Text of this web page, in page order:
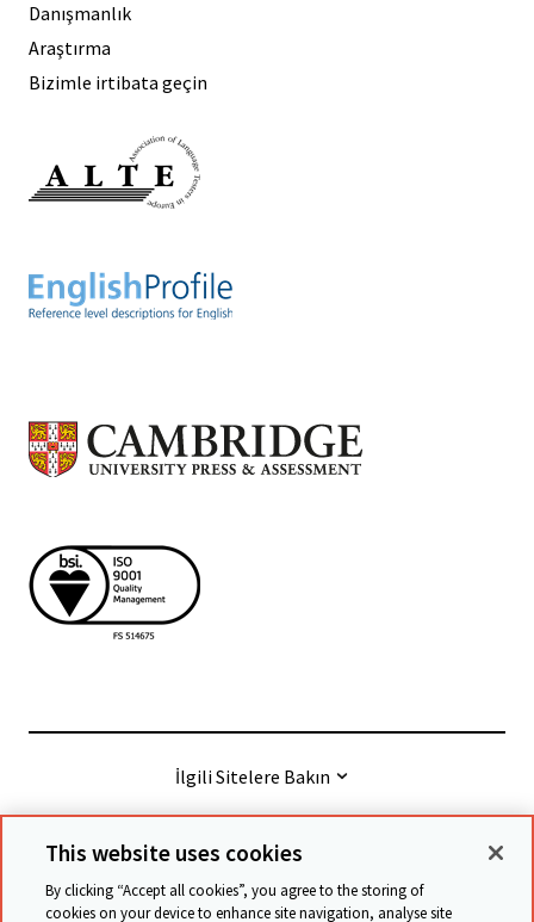
Danışmanlık
Araştırma
Bizimle irtibata geçin
İlgili Sitelere Bakın
© Cambridge University Press & Assessment
This website uses cookies
By clicking “Accept all cookies”, you agree to the storing of
cookies on your device to enhance site navigation, analyse site